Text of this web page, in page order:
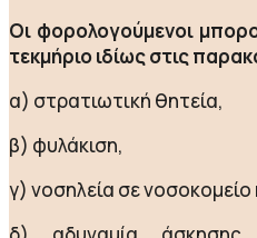
Οι φορολογούμενοι
τεκμήριο ιδίως στις
α) στρατιωτική θητεία,
β) φυλάκιση,
γ) νοσηλεία σε νοσοκομείο